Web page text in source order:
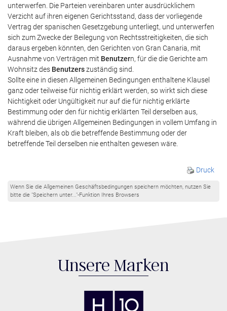
unterwerfen. Die Parteien vereinbaren unter ausdrücklichem
Verzicht auf ihren eigenen Gerichtsstand, dass der vorliegende
Vertrag der spanischen Gesetzgebung unterliegt, und unterwerfen
sich zum Zwecke der Beilegung von Rechtsstreitigkeiten, die sich
daraus ergeben könnten, den Gerichten von Gran Canaria, mit
Ausnahme von Verträgen mit Benutzern, für die die Gerichte am
Wohnsitz des Benutzerszuständig sind.
Sollte eine in diesen Allgemeinen Bedingungen enthaltene Klausel
ganz oder teilweise für nichtig erklärt werden, so wirkt sich diese
Nichtigkeit oder Ungültigkeit nur auf die für nichtig erklärte
Bestimmung oder den für nichtig erklärten Teil derselben aus,
während die übrigen Allgemeinen Bedingungen in vollem Umfang in
Kraft bleiben, als ob die betreffende Bestimmung oder der
betreffende Teil derselben nie enthalten gewesen wäre.
Druck
Wenn Sie die Allgemeinen Geschäftsbedingungen speichern möchten, nutzen Sie
bitte die "Speichern unter..."-Funktion Ihres Browsers
Unsere Marken